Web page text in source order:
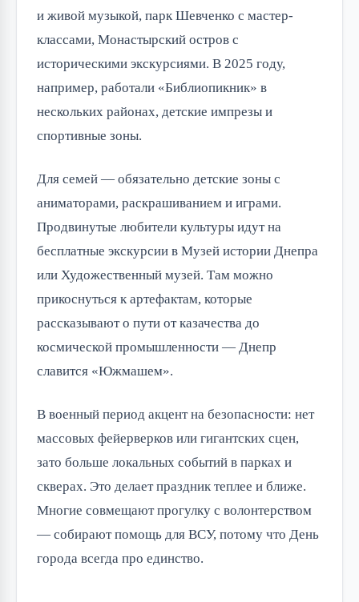
и живой музыкой, парк Шевченко с мастер-
классами, Монастырский остров с
историческими экскурсиями. В 2025 году,
например, работали «Библиопикник» в
нескольких районах, детские импрезы и
спортивные зоны.
Для семей — обязательно детские зоны с
аниматорами, раскрашиванием и играми.
Продвинутые любители культуры идут на
бесплатные экскурсии в Музей истории Днепра
или Художественный музей. Там можно
прикоснуться к артефактам, которые
рассказывают о пути от казачества до
космической промышленности — Днепр
славится «Южмашем».
В военный период акцент на безопасности: нет
массовых фейерверков или гигантских сцен,
зато больше локальных событий в парках и
скверах. Это делает праздник теплее и ближе.
Многие совмещают прогулку с волонтерством
— собирают помощь для ВСУ, потому что День
города всегда про единство.